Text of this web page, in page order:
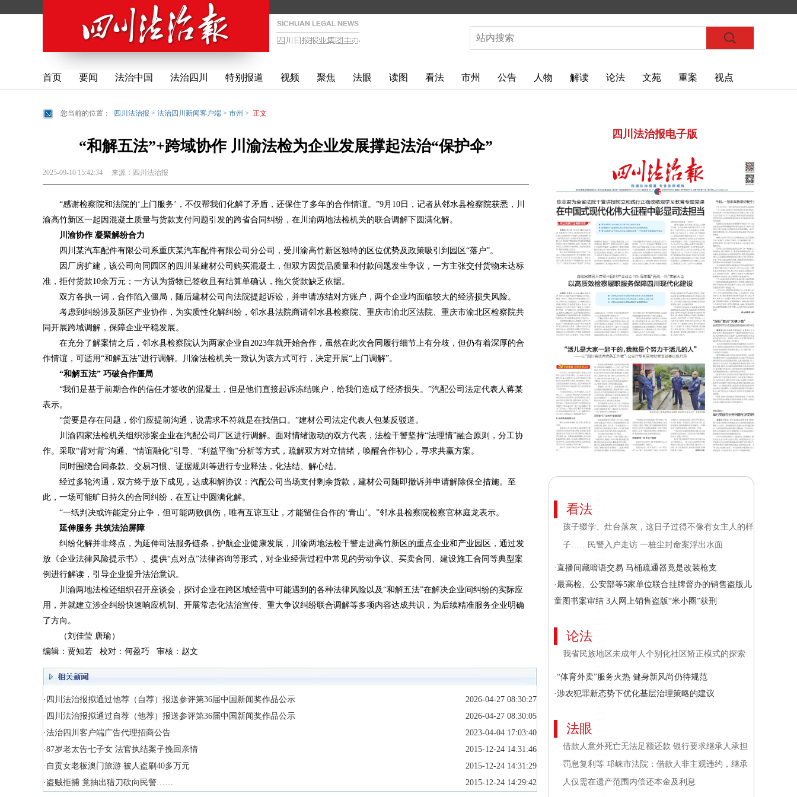
首页 要闻 法治中国 法治四川 特别报道 视频 聚焦 法眼 读图 看法 市州 公告 人物 解读 论法 文苑 重案 视点
您当前的位置： 四川法治报 > 法治四川新闻客户端 > 市州 > 正文
“和解五法”+跨域协作 川渝法检为企业发展撑起法治“保护伞”
2025-09-10 15:42:34 来源： 四川法治报
“感谢检察院和法院的‘上门服务’，不仅帮我们化解了矛盾，还保住了多年的合作情谊。”9月10日，记者从邻水县检察院获悉，川
渝高竹新区一起因混凝土质量与货款支付问题引发的跨省合同纠纷，在川渝两地法检机关的联合调解下圆满化解。
川渝协作 凝聚解纷合力
四川某汽车配件有限公司系重庆某汽车配件有限公司分公司，受川渝高竹新区独特的区位优势及政策吸引到园区“落户”。
因厂房扩建，该公司向同园区的四川某建材公司购买混凝土，但双方因货品质量和付款问题发生争议，一方主张交付货物未达标
准，拒付货款10余万元；一方认为货物已签收且有结算单确认，拖欠货款缺乏依据。
双方各执一词，合作陷入僵局，随后建材公司向法院提起诉讼，并申请冻结对方账户，两个企业均面临较大的经济损失风险。
考虑到纠纷涉及新区产业协作，为实质性化解纠纷，邻水县法院商请邻水县检察院、重庆市渝北区法院、重庆市渝北区检察院共
同开展跨域调解，保障企业平稳发展。
在充分了解案情之后，邻水县检察院认为两家企业自2023年就开始合作，虽然在此次合同履行细节上有分歧，但仍有着深厚的合
作情谊，可适用“和解五法”进行调解。川渝法检机关一致认为该方式可行，决定开展“上门调解”。
“和解五法” 巧破合作僵局
“我们是基于前期合作的信任才签收的混凝土，但是他们直接起诉冻结账户，给我们造成了经济损失。”汽配公司法定代表人蒋某
表示。
“货要是存在问题，你们应提前沟通，说需求不符就是在找借口。”建材公司法定代表人包某反驳道。
川渝四家法检机关组织涉案企业在汽配公司厂区进行调解。面对情绪激动的双方代表，法检干警坚持“法理情”融合原则，分工协
作。采取“背对背”沟通、“情谊融化”引导、“利益平衡”分析等方式，疏解双方对立情绪，唤醒合作初心，寻求共赢方案。
同时围绕合同条款、交易习惯、证据规则等进行专业释法，化法结、解心结。
经过多轮沟通，双方终于放下成见，达成和解协议：汽配公司当场支付剩余货款，建材公司随即撤诉并申请解除保全措施。至
此，一场可能旷日持久的合同纠纷，在互让中圆满化解。
“一纸判决或许能定分止争，但可能两败俱伤，唯有互谅互让，才能留住合作的‘青山’。”邻水县检察院检察官林庭龙表示。
延伸服务 共筑法治屏障
纠纷化解并非终点，为延伸司法服务链条，护航企业健康发展，川渝两地法检干警走进高竹新区的重点企业和产业园区，通过发
放《企业法律风险提示书》、提供“点对点”法律咨询等形式，对企业经营过程中常见的劳动争议、买卖合同、建设施工合同等典型案
例进行解读，引导企业提升法治意识。
川渝两地法检还组织召开座谈会，探讨企业在跨区域经营中可能遇到的各种法律风险以及“和解五法”在解决企业间纠纷的实际应
用，并就建立涉企纠纷快速响应机制、开展常态化法治宣传、重大争议纠纷联合调解等多项内容达成共识，为后续精准服务企业明确
了方向。
（刘佳莹 唐瑜）
编辑：贾知若 校对：何盈巧 审核：赵文
·四川法治报拟通过他荐（自荐）报送参评第36届中国新闻奖作品公示
2026-04-27 08:30:27
·四川法治报拟通过自荐（他荐）报送参评第36届中国新闻奖作品公示
2026-04-27 08:30:05
·法治四川客户端广告代理招商公告
2023-04-04 17:03:40
·87岁老太告七子女 法官执结案子挽回亲情
2015-12-24 14:31:46
·自贡女老板澳门旅游 被人盗刷40多万元
2015-12-24 14:31:29
·盗贼拒捕 竟抽出猎刀砍向民警……
2015-12-24 14:29:42
四川法治报电子版
看法
孩子辍学、灶台落灰，这日子过得不像有女主人的样
子……民警入户走访 一桩尘封命案浮出水面
·直播间藏暗语交易 马桶疏通器竟是改装枪支
·最高检、公安部等5家单位联合挂牌督办的销售盗版儿
童图书案审结 3人网上销售盗版“米小圈”获刑
论法
我省民族地区未成年人个别化社区矫正模式的探索
·“体育外卖”服务火热 健身新风尚仍待规范
·涉农犯罪新态势下优化基层治理策略的建议
法眼
借款人意外死亡无法足额还款 银行要求继承人承担
罚息复利等 邛崃市法院：借款人非主观违约，继承
人仅需在遗产范围内偿还本金及利息